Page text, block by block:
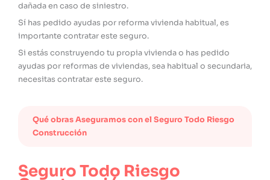
dañada en caso de siniestro.
Sí has pedido ayudas por reforma vivienda habitual, es
importante contratar este seguro.
Si estás construyendo tu propia vivienda o has pedido
ayudas por reformas de viviendas, sea habitual o secundaria,
necesitas contratar este seguro.
Qué obras Aseguramos con el Seguro Todo Riesgo
Construcción
Seguro Todo Riesgo